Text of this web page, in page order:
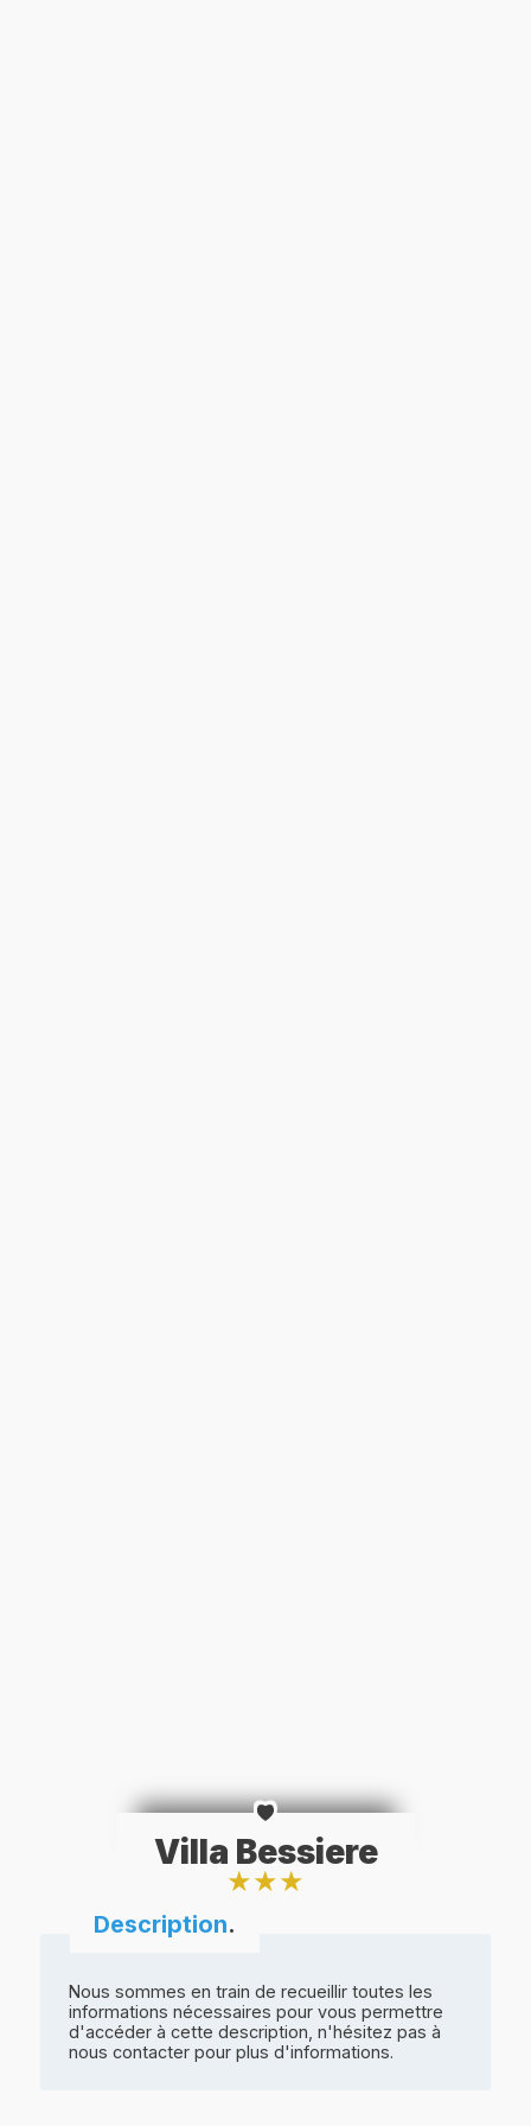
Villa Bessiere
★★★
Description.
Nous sommes en train de recueillir toutes les
informations nécessaires pour vous permettre
d'accéder à cette description, n'hésitez pas à
nous contacter pour plus d'informations.